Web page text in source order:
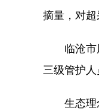
摘量，对超
临沧市凤
三级管护人
生态理念